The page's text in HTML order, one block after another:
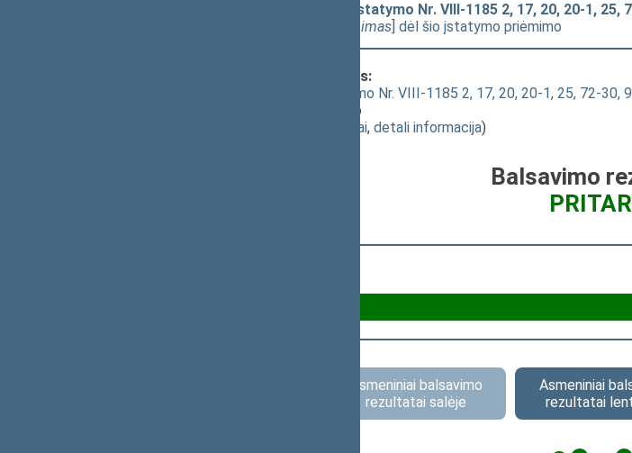
Autorių teisių ir gretutinių teisių įstatymo Nr. VIII-1185 2, 17, 20, 20-1,
Priėmimas] dėl šio įstatymo priėmimo
Klausimas, dėl kurio vyko balsavimas:
Autorių teisių ir gretutinių teisių įstatymo Nr. VIII-1185 2, 17, 20, 20-1, 25, 72-
]; dėl šio įstatymo priėmimo
susiję dokumentai, detali informacija)
Balsavimo
Asmeniniai balsavimo
rezultatai salėje
Asmeniniai
rezultatai